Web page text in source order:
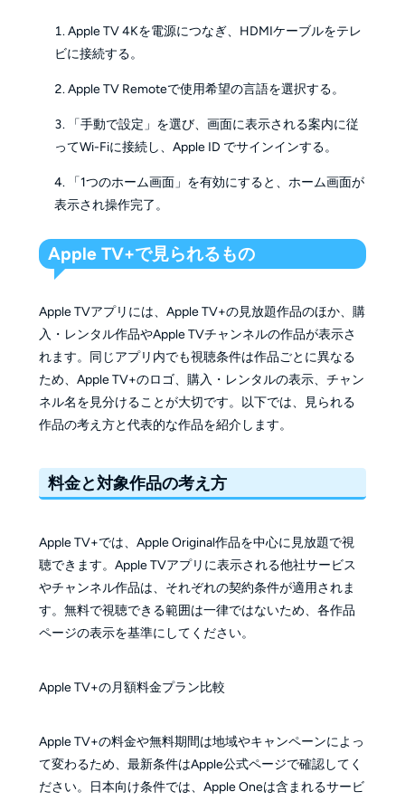
Apple TV 4Kを電源につなぎ、HDMIケーブルをテレ
ビに接続する。
Apple TV Remoteで使用希望の言語を選択する。
「手動で設定」を選び、画面に表示される案内に従
ってWi-Fiに接続し、Apple ID でサインインする。
「1つのホーム画面」を有効にすると、ホーム画面が
表示され操作完了。
Apple TV+で見られるもの
Apple TVアプリには、Apple TV+の見放題作品のほか、購
入・レンタル作品やApple TVチャンネルの作品が表示さ
れます。同じアプリ内でも視聴条件は作品ごとに異なる
ため、Apple TV+のロゴ、購入・レンタルの表示、チャン
ネル名を見分けることが大切です。以下では、見られる
作品の考え方と代表的な作品を紹介します。
料金と対象作品の考え方
Apple TV+では、Apple Original作品を中心に見放題で視
聴できます。Apple TVアプリに表示される他社サービス
やチャンネル作品は、それぞれの契約条件が適用されま
す。無料で視聴できる範囲は一律ではないため、各作品
ページの表示を基準にしてください。
Apple TV+の月額料金プラン比較
Apple TV+の料金や無料期間は地域やキャンペーンによっ
て変わるため、最新条件はApple公式ページで確認してく
ださい。日本向け条件では、Apple Oneは含まれるサービ